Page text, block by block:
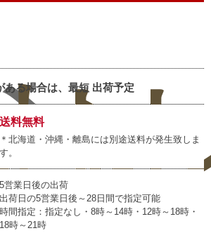
レ
ある場合は、最短 出荷予定
送料無料
＊北海道・沖縄・離島には別途送料が発生致しま
す。
5営業日後の出荷
出荷日の5営業日後～28日間で指定可能
時間指定：指定なし・8時～14時・12時～18時・
18時～21時